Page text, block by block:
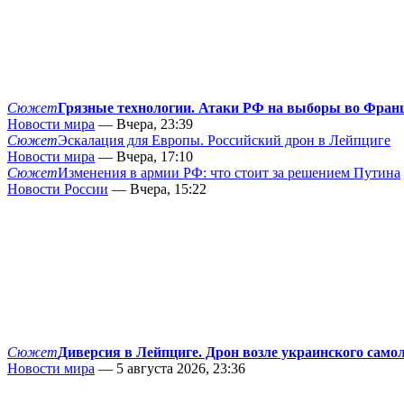
СюжетГрязные технологии. Атаки РФ на выборы во
Новости мира — Вчера, 23:39
СюжетЭскалация для Европы. Российский дрон в Лейпциге
Новости мира — Вчера, 17:10
СюжетИзменения в армии РФ: что стоит за решением Путина
Новости России — Вчера, 15:22
СюжетДиверсия в Лейпциге. Дрон возле украинского
Новости мира — 5 августа 2026, 23:36